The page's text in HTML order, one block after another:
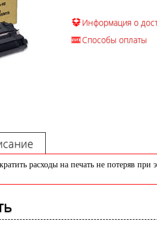
Информация о
Способы оплаты
расходы на печать не потеряв при